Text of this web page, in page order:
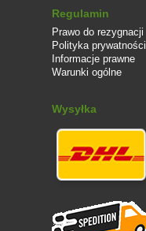
Regulamin
Prawo do rezygnacji
Polityka prywatności
Informacje prawne
Warunki ogólne
Wysyłka